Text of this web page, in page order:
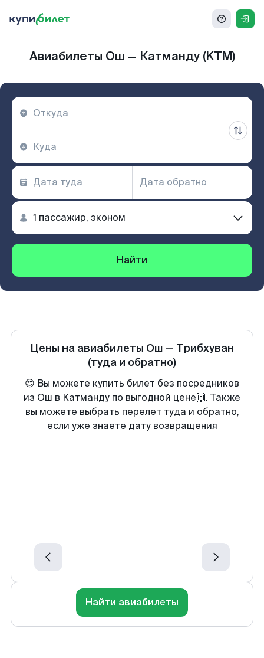
Авиабилеты Ош — Катманду (KTM)
Найти
Цены на авиабилеты Ош — Трибхуван
(туда и обратно)
😍 Вы можете купить билет без посредников
из Ош в Катманду по выгодной цене🙌. Также
вы можете выбрать перелет туда и обратно,
если уже знаете дату возвращения
Найти авиабилеты